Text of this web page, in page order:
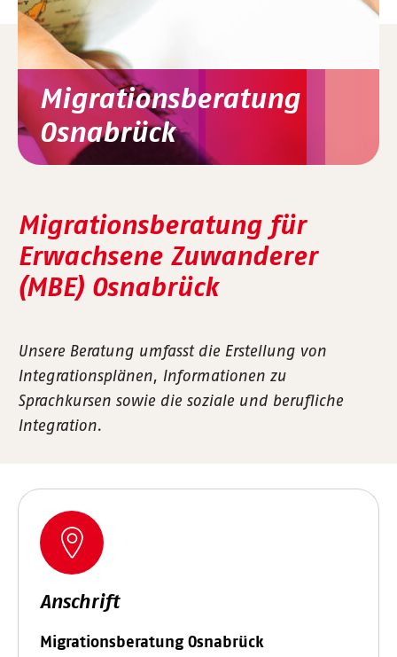
Migrationsberatung
Osnabrück
Migrationsberatung für
Erwachsene Zuwanderer
(MBE) Osnabrück
Unsere Beratung umfasst die Erstellung von
Integrationsplänen, Informationen zu
Sprachkursen sowie die soziale und berufliche
Integration.
Anschrift
Migrationsberatung Osnabrück